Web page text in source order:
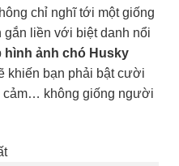
chỉ nghĩ tới một giống
gắn liền với biệt danh nổi
hình ảnh chó Husky
khiến bạn phải bật cười
cảm… không giống người